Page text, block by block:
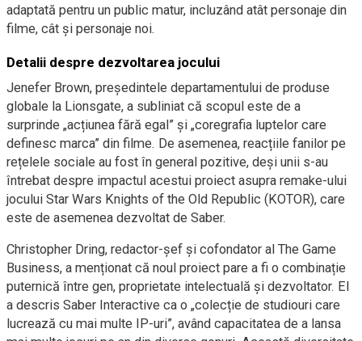
adaptată pentru un public matur, incluzând atât personaje din
filme, cât și personaje noi.
Detalii despre dezvoltarea jocului
Jenefer Brown, președintele departamentului de produse
globale la Lionsgate, a subliniat că scopul este de a
surprinde „acțiunea fără egal” și „coregrafia luptelor care
definesc marca” din filme. De asemenea, reacțiile fanilor pe
rețelele sociale au fost în general pozitive, deși unii s-au
întrebat despre impactul acestui proiect asupra remake-ului
jocului Star Wars Knights of the Old Republic (KOTOR), care
este de asemenea dezvoltat de Saber.
Christopher Dring, redactor-șef și cofondator al The Game
Business, a menționat că noul proiect pare a fi o combinație
puternică între gen, proprietate intelectuală și dezvoltator. El
a descris Saber Interactive ca o „colecție de studiouri care
lucrează cu mai multe IP-uri”, având capacitatea de a lansa